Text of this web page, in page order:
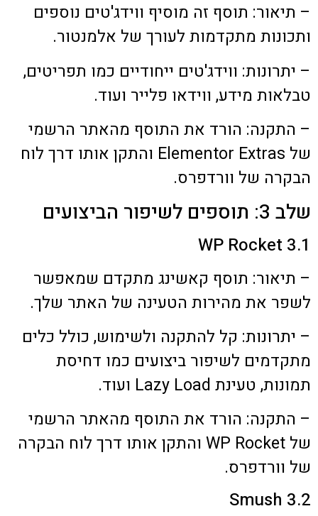
– תיאור: תוסף זה מוסיף ווידג'טים נוספים
ותכונות מתקדמות לעורך של אלמנטור.
– יתרונות: ווידג'טים ייחודיים כמו תפריטים,
טבלאות מידע, ווידאו פלייר ועוד.
– התקנה: הורד את התוסף מהאתר הרשמי
של Elementor Extras והתקן אותו דרך לוח
הבקרה של וורדפרס.
שלב 3: תוספים לשיפור הביצועים
3.1 WP Rocket
– תיאור: תוסף קאשינג מתקדם שמאפשר
לשפר את מהירות הטעינה של האתר שלך.
– יתרונות: קל להתקנה ולשימוש, כולל כלים
מתקדמים לשיפור ביצועים כמו דחיסת
תמונות, טעינת Lazy Load ועוד.
– התקנה: הורד את התוסף מהאתר הרשמי
של WP Rocket והתקן אותו דרך לוח הבקרה
של וורדפרס.
3.2 Smush